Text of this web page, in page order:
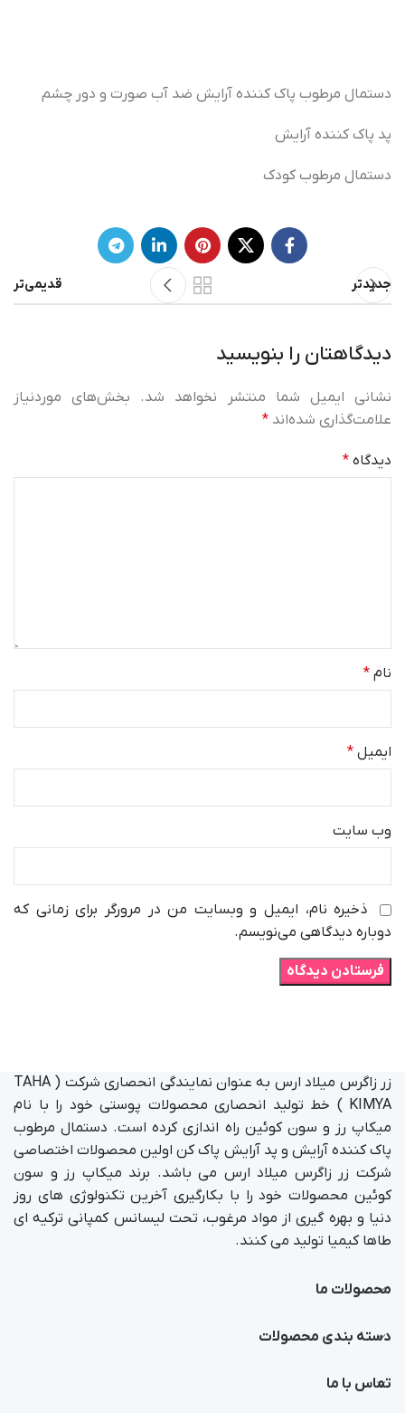
دستمال مرطوب پاک کننده آرایش ضد آب صورت و دور چشم
پد پاک کننده آرایش
دستمال مرطوب کودک
جدیدتر قدیمی‌تر
دیدگاهتان را بنویسید
نشانی ایمیل شما منتشر نخواهد شد.
بخش‌های موردنیاز
علامت‌گذاری شده‌اند *
دیدگاه *
نام *
ایمیل *
وب‌ سایت
ذخیره نام، ایمیل و وبسایت من در مرورگر برای زمانی که
دوباره دیدگاهی می‌نویسم.
زر زاگرس میلاد ارس به عنوان نمایندگی انحصاری شرکت ( TAHA
KIMYA ) خط تولید انحصاری محصولات پوستی خود را با نام
میکاپ رز و سون کوئین راه اندازی کرده است. دستمال مرطوب
پاک کننده آرایش و پد آرایش پاک کن اولین محصولات اختصاصی
شرکت زر زاگرس میلاد ارس می باشد. برند میکاپ رز و سون
کوئین محصولات خود را با بکارگیری آخرین تکنولوژی های روز
دنیا و بهره گیری از مواد مرغوب، تحت لیسانس کمپانی ترکیه ای
طاها کیمیا تولید می کنند.
محصولات ما
دسته بندی محصولات
تماس با ما